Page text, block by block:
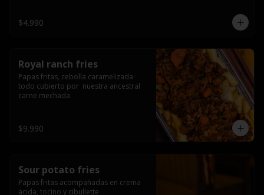
$4.990
Royal ranch fries
Papas fritas, cebolla caramelizada
todo cubierto por  nuestra ancestral
carne mechada
$9.990
Sour potato fries
Papas fritas acompañadas en crema
acida, tocino y cibullette